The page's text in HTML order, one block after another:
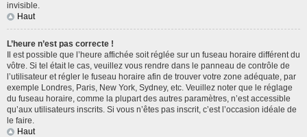
invisible.
Haut
L’heure n’est pas correcte !
Il est possible que l’heure affichée soit réglée sur un fuseau horaire différent du
vôtre. Si tel était le cas, veuillez vous rendre dans le panneau de contrôle de
l’utilisateur et régler le fuseau horaire afin de trouver votre zone adéquate, par
exemple Londres, Paris, New York, Sydney, etc. Veuillez noter que le réglage
du fuseau horaire, comme la plupart des autres paramètres, n’est accessible
qu’aux utilisateurs inscrits. Si vous n’êtes pas inscrit, c’est l’occasion idéale de
le faire.
Haut